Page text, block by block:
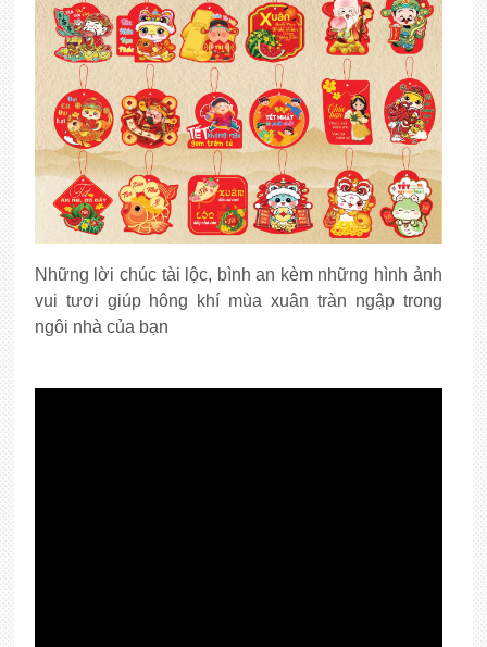
Những lời chúc tài lộc, bình an kèm những hình ảnh
vui tươi giúp hông khí mùa xuân tràn ngập trong
ngôi nhà của bạn